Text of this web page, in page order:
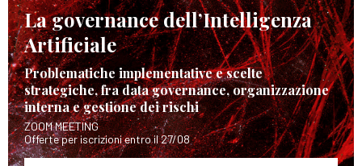
La governance dell’Intelligenza
Artificiale
Problematiche implementative e scelte
strategiche, fra data governance, organizzazione
interna e gestione dei rischi
ZOOM MEETING
Offerte per iscrizioni entro il 27/08